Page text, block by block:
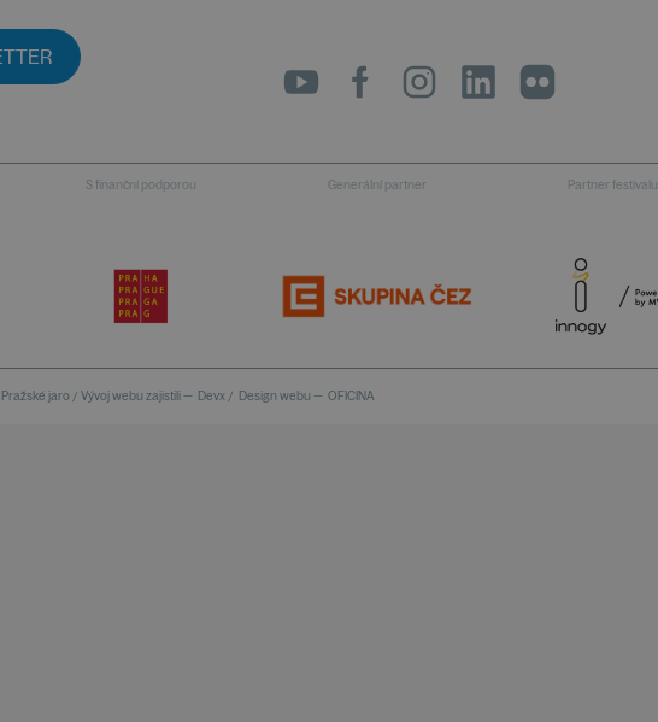
S finanční podporou Generální partner Partner festivalu
Pražské jaro / Vývoj webu zajistili — Devx / Design webu — OFICINA